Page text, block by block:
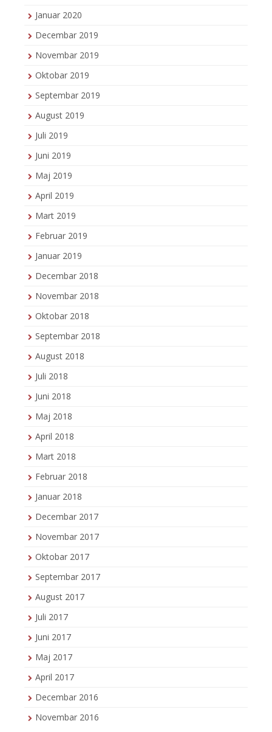
Januar 2020
Decembar 2019
Novembar 2019
Oktobar 2019
Septembar 2019
August 2019
Juli 2019
Juni 2019
Maj 2019
April 2019
Mart 2019
Februar 2019
Januar 2019
Decembar 2018
Novembar 2018
Oktobar 2018
Septembar 2018
August 2018
Juli 2018
Juni 2018
Maj 2018
April 2018
Mart 2018
Februar 2018
Januar 2018
Decembar 2017
Novembar 2017
Oktobar 2017
Septembar 2017
August 2017
Juli 2017
Juni 2017
Maj 2017
April 2017
Decembar 2016
Novembar 2016